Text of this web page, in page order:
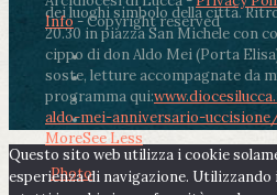
dei luoghi simbolo della città.
20.30 in piazza San Michele con
cippo di don Aldo Mei (Porta
soste, letture accompagnate da
programma qui:
aldo-mei-anniversario-
MoreSee Less
Photo
Info- Copyright reserved
Questo sito web utilizza i cookie
esperienza di navigazione.